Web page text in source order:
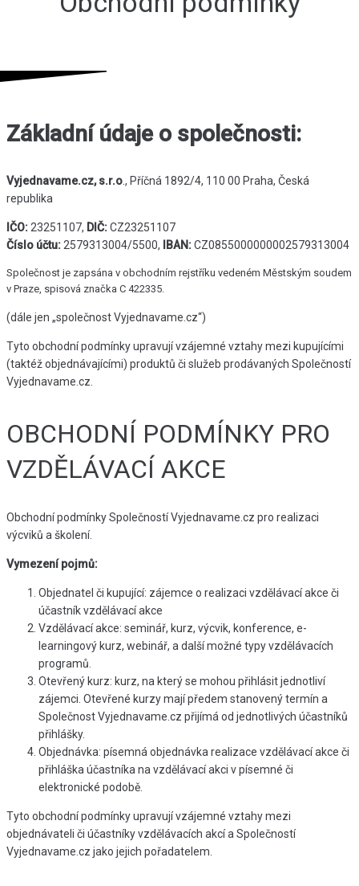
Základní údaje o společnosti:
Vyjednavame.cz, s.r.o., Příčná 1892/4, 110 00 Praha, Česká
republika
IČO: 23251107, DIČ:CZ23251107
Číslo účtu: 2579313004/5500, IBAN:CZ0855000000002579313004
Společnost je zapsána v obchodním rejstříku vedeném Městským soudem
v Praze, spisová značka C 422335.
(dále jen „společnost Vyjednavame.cz“)
Tyto obchodní podmínky upravují vzájemné vztahy mezi kupujícími
(taktéž objednávajícími) produktů či služeb prodávaných Společností
Vyjednavame.cz.
OBCHODNÍ PODMÍNKY PRO
VZDĚLÁVACÍ AKCE
Obchodní podmínky Společností Vyjednavame.cz pro realizaci
výcviků a školení.
Vymezení pojmů:
Objednatel či kupující: zájemce o realizaci vzdělávací akce či
účastník vzdělávací akce
Vzdělávací akce: seminář, kurz, výcvik, konference, e-
learningový kurz, webinář, a další možné typy vzdělávacích
programů.
Otevřený kurz: kurz, na který se mohou přihlásit jednotliví
zájemci. Otevřené kurzy mají předem stanovený termín a
Společnost Vyjednavame.cz přijímá od jednotlivých účastníků
přihlášky.
Objednávka: písemná objednávka realizace vzdělávací akce či
přihláška účastníka na vzdělávací akci v písemné či
elektronické podobě.
Tyto obchodní podmínky upravují vzájemné vztahy mezi
objednávateli či účastníky vzdělávacích akcí a Společností
Vyjednavame.cz jako jejich pořadatelem.